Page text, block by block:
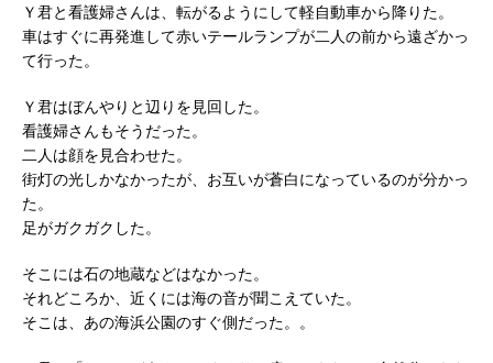
Ｙ君と看護婦さんは、転がるようにして軽自動車から降りた。
車はすぐに再発進して赤いテールランプが二人の前から遠ざかっ
て行った。
Ｙ君はぼんやりと辺りを見回した。
看護婦さんもそうだった。
二人は顔を見合わせた。
街灯の光しかなかったが、お互いが蒼白になっているのが分かっ
た。
足がガクガクした。
そこには石の地蔵などはなかった。
それどころか、近くには海の音が聞こえていた。
そこは、あの海浜公園のすぐ側だった。。